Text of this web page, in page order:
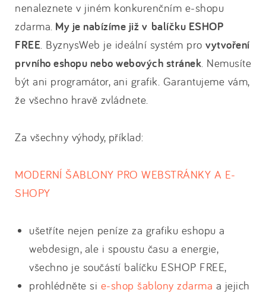
nenaleznete v jiném konkurenčním e-shopu
zdarma. My je nabízíme již v balíčku ESHOP
FREE. ByznysWeb je ideální systém pro vytvoření
prvního eshopu nebo webových stránek. Nemusíte
být ani programátor, ani grafik. Garantujeme vám,
že všechno hravě zvládnete.
Za všechny výhody, příklad:
MODERNÍ ŠABLONY PRO WEBSTRÁNKY A E-
SHOPY
ušetříte nejen peníze za grafiku eshopu a
webdesign, ale i spoustu času a energie,
všechno je součástí balíčku ESHOP FREE,
prohlédněte si e-shop šablony zdarma a jejich